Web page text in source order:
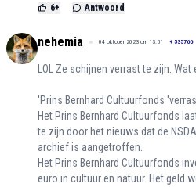
6+ Antwoord
nehemia 04 oktober 2023 om 13:51 + 535766
LOL Ze schijnen verrast te zijn.
'Prins Bernhard Cultuurfonds
Het Prins Bernhard Cultuurfonds
te zijn door het nieuws dat de
archief is aangetroffen.
Het Prins Bernhard Cultuurfonds
euro in cultuur en natuur. Het geld